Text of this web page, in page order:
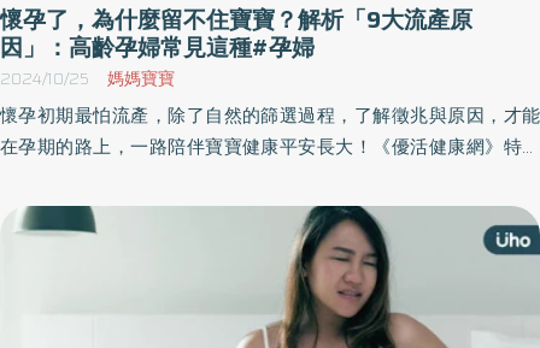
懷孕了，為什麼留不住寶寶？解析「9大流產原
因」：高齡孕婦常見這種#孕婦
2024/10/25 媽媽寶寶
懷孕初期最怕流產，除了自然的篩選過程，了解徵兆與原因，才能
在孕期的路上，一路陪伴寶寶健康平安長大！《優活健康網》特選
其他原因包括免疫異常、子宮結構問題、內分泌失調等，這些因素
可能影響胎兒的正常發育；此外，壓力過大、感染或體質虛弱，也